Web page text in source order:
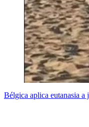
Bélgica aplica eutanasia a